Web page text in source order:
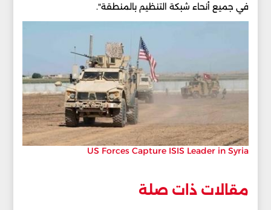
في جميع أنحاء شبكة التنظيم بالمنطقة".
US Forces Capture ISIS Leader in Syria
مقالات ذات صلة